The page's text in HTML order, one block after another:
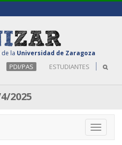
la Universidad de Zaragoza
PDI/PAS ESTUDIANTES
2025
Toggle